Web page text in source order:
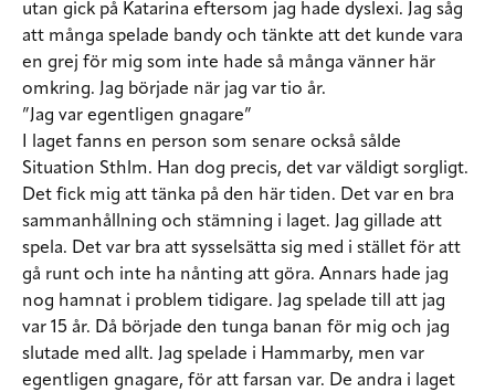
utan gick på Katarina eftersom jag hade dyslexi. Jag såg
att många spelade bandy och tänkte att det kunde vara
en grej för mig som inte hade så många vänner här
omkring. Jag började när jag var tio år.
”Jag var egentligen gnagare”
I laget fanns en person som senare också sålde
Situation Sthlm. Han dog precis, det var väldigt sorgligt.
Det fick mig att tänka på den här tiden. Det var en bra
sammanhållning och stämning i laget. Jag gillade att
spela. Det var bra att sysselsätta sig med i stället för att
gå runt och inte ha nånting att göra. Annars hade jag
nog hamnat i problem tidigare. Jag spelade till att jag
var 15 år. Då började den tunga banan för mig och jag
slutade med allt. Jag spelade i Hammarby, men var
egentligen gnagare, för att farsan var. De andra i laget